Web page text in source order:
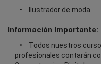
Ilustrador de moda
Información Importante:
Todos nuestros
profesionales contarán